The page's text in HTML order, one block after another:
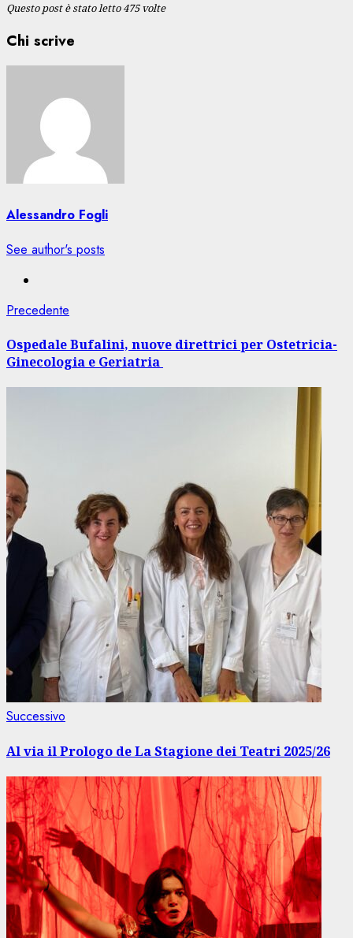
Questo post è stato letto 475 volte
Chi scrive
Alessandro Fogli
See author's posts
Navigazione
articolo
Precedente
Ospedale Bufalini, nuove direttrici per Ostetricia-
Ginecologia e Geriatria
Successivo
Al via il Prologo de La Stagione dei Teatri 2025/26